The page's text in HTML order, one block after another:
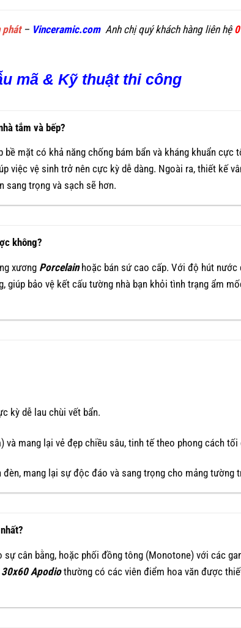
phát– Vinceramic.com Anh chị quý khách hàng liên hệ
mã & Kỹ thuật thi công
tắm và bếp?
mặt có khả năng chống bám bẩn và kháng khuẩn cực
việc vệ sinh trở nên cực kỳ dễ dàng. Ngoài ra, thiết kế
sang trọng và sạch sẽ hơn.
không?
xương Porcelainhoặc bán sứ cao cấp. Với độ hút nước
bảo vệ kết cấu tường nhà bạn khỏi tình trạng ẩm
kỳ dễ lau chùi vết bẩn.
mang lại vẻ đẹp chiều sâu, tinh tế theo phong cách tối
mang lại sự độc đáo và sang trọng cho mảng tường
sự cân bằng, hoặc phối đồng tông (Monotone) với các
30x60 Apodiothường có các viên điểm hoa văn được